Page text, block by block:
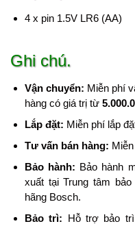
4 x pin 1.5V LR6 (AA)
Ghi chú.
Vận chuyển: Miễn phí
hàng có giá trị từ
Lắp đặt: Miễn phí lắp
Tư vấn bán hàng:
Bảo hành: Bảo hành
xuất tại Trung tâm
hãng Bosch.
Bảo trì: Hỗ trợ bảo